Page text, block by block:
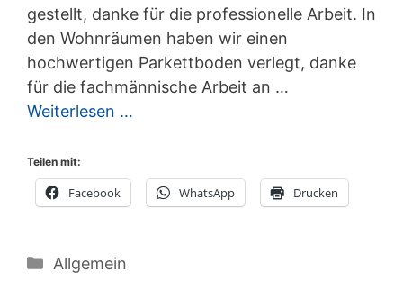
gestellt, danke für die professionelle Arbeit. In
den Wohnräumen haben wir einen
hochwertigen Parkettboden verlegt, danke
für die fachmännische Arbeit an …
Weiterlesen …
Teilen mit:
Facebook WhatsApp Drucken
Kategorien
Allgemein